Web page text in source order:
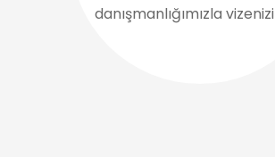
danışmanlığımızla vizenizi